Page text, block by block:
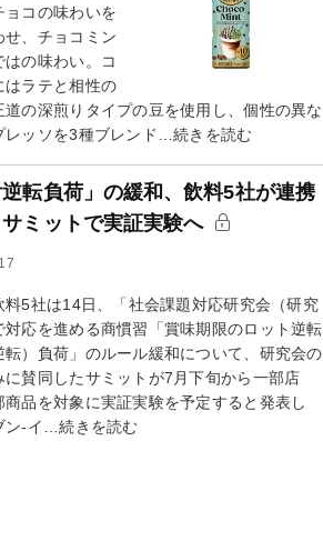
ョコの味わいを
せ、チョコミン
はの味わい。コ
はラテと相性の
道の深煎りタイプの豆を使用し、個性の異な
レッソを3種ブレンド…続きを読む
逆転負荷」の緩和、飲料5社が連携
ミットで実証実験へ
5社は14日、「社会課題対応研究会（研究
対応を進める商慣習「賞味期限のロット逆転
転）負荷」のルール緩和について、研究会の
に賛同したサミットが7月下旬から一部店
商品を対象に実証実験を予定すると発表し
ン-イ…続きを読む